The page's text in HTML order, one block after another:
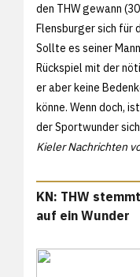
den THW gewann
Flensburger sich für
Sollte es seiner
Rückspiel mit der
er aber keine
könne. Wenn doch,
der Sportwunder
Kieler Nachrichten
KN: THW
auf ein Wunder